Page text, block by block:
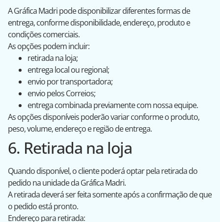
A Gráfica Madri pode disponibilizar diferentes formas de
entrega, conforme disponibilidade, endereço, produto e
condições comerciais.
As opções podem incluir:
retirada na loja;
entrega local ou regional;
envio por transportadora;
envio pelos Correios;
entrega combinada previamente com nossa equipe.
As opções disponíveis poderão variar conforme o produto,
peso, volume, endereço e região de entrega.
6. Retirada na loja
Quando disponível, o cliente poderá optar pela retirada do
pedido na unidade da Gráfica Madri.
A retirada deverá ser feita somente após a confirmação de que
o pedido está pronto.
Endereço para retirada: